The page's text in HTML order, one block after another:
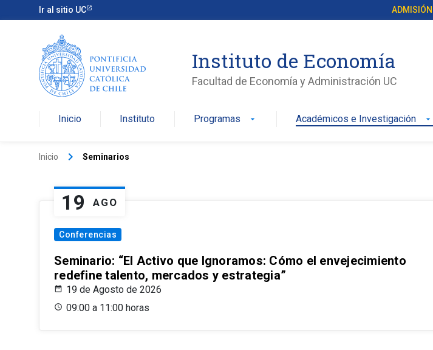
Ir al sitio UC ADMISIÓN
Instituto de Economía
Facultad de Economía y Administración UC
Inicio Instituto Programas arrow_drop_down Académicos e Investigación arrow_drop_down
Inicio keyboard_arrow_right Seminarios
19 AGO
Conferencias
Seminario: “El Activo que Ignoramos: Cómo el envejecimiento
redefine talento, mercados y estrategia”
19 de Agosto de 2026
09:00 a 11:00 horas